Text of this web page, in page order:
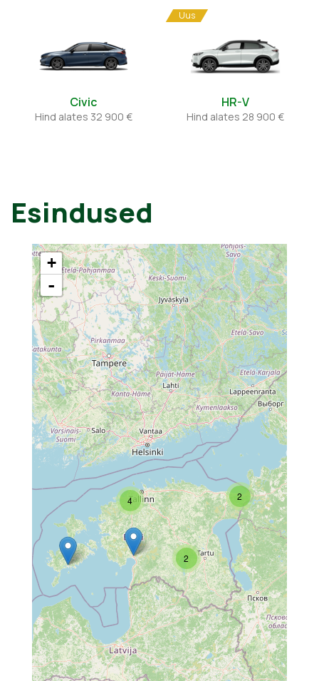
Civic
Hind alates 32 900 €
Uus
HR-V
Hind alates 28 900 €
Esindused
2
2
4
+
-